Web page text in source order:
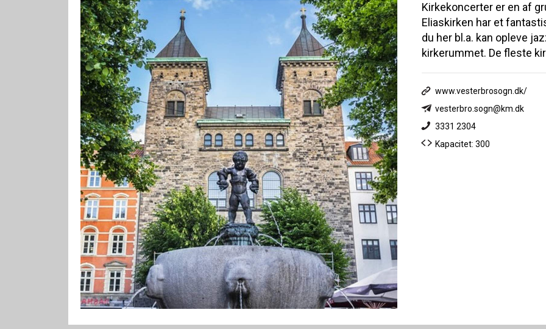
Kirkekoncerter er en af
Eliaskirken har et
du her bl.a. kan opleve
kirkerummet. De fleste
www.vesterbrosogn.dk/
vesterbro.sogn@km.dk
3331 2304
Kapacitet: 300